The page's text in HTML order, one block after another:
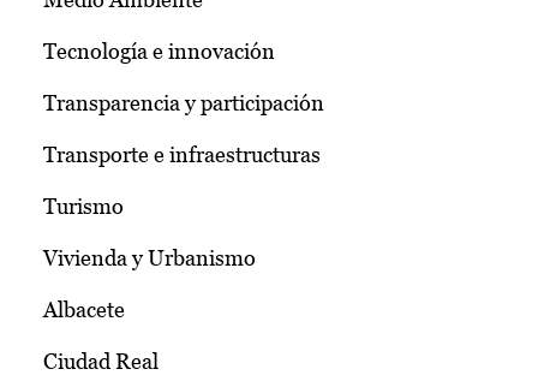
Tecnología e innovación
Transparencia y participación
Transporte e infraestructuras
Turismo
Vivienda y Urbanismo
Albacete
Ciudad Real